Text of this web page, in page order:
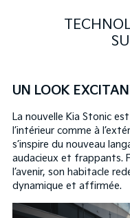
UN LOOK
La nouvelle Kia Stonic
l’intérieur comme à
s’inspire du nouveau
audacieux et frappants.
l’avenir, son habitacle
dynamique et affirmée.